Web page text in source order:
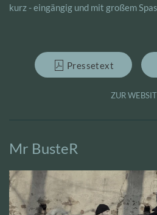
kurz - eingängig und mit großem
Pressetext
ZUR
Mr BusteR